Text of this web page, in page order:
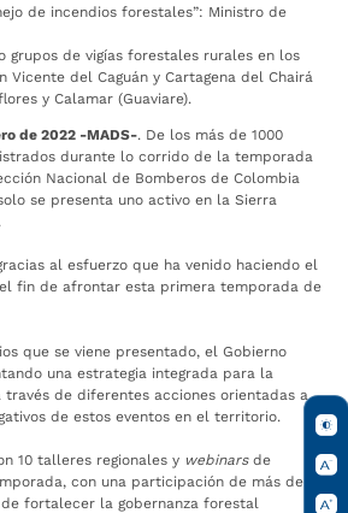
de incendios forestales”: Ministro de
grupos de vigías forestales rurales en los
Vicente del Caguán y Cartagena del Chairá
y Calamar (Guaviare).
de 2022 -MADS-. De los más de 1000
durante lo corrido de la temporada
Nacional de Bomberos de Colombia
se presenta uno activo en la Sierra
al esfuerzo que ha venido haciendo el
fin de afrontar esta primera temporada de
que se viene presentado, el Gobierno
una estrategia integrada para la
través de diferentes acciones orientadas a
de estos eventos en el territorio.
10 talleres regionales y webinarsde
con una participación de más de
fortalecer la gobernanza forestal